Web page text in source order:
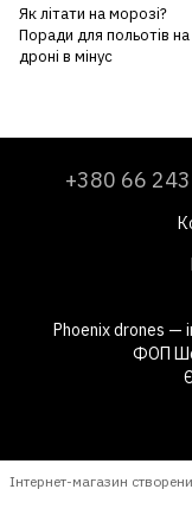
Як літати на морозі?
Поради для польотів на
дроні в мінус
+380 66
Phoenix drones —
ФОП
Інтернет-магазин